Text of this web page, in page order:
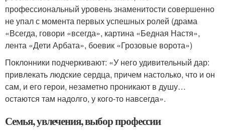
профессиональный уровень знаменитости совершенно
не упал с момента первых успешных ролей (драма
«Всегда, говори «всегда», картина «Бедная Настя»,
лента «Дети Арбата», боевик «Грозовые ворота»)
Поклонники подчеркивают: «У него удивительный дар:
привлекать людские сердца, причем настолько, что и он
сам, и его герои, незаметно проникают в душу…
остаются там надолго, у кого-то навсегда».
Семья, увлечения, выбор профессии